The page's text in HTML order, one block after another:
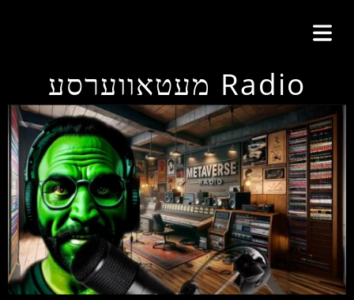
מעטאווערסע Radio
KEEP IT SIMPLE
A RESPONSE TEMPLATE DESIGNED BY DYNADOT